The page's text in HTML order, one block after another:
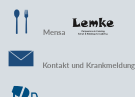
Mensa
Kontakt und Krankmeldung